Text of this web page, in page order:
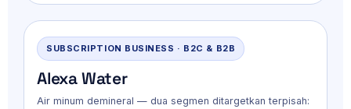
SUBSCRIPTION BUSINESS · B2C & B2B
Alexa Water
Air minum demineral — dua segmen ditargetkan terpisah: